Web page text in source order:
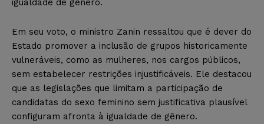
Em seu voto, o ministro Zanin ressaltou que é dever do
Estado promover a inclusão de grupos historicamente
vulneráveis, como as mulheres, nos cargos públicos,
sem estabelecer restrições injustificáveis. Ele destacou
que as legislações que limitam a participação de
candidatas do sexo feminino sem justificativa plausível
configuram afronta à igualdade de gênero.